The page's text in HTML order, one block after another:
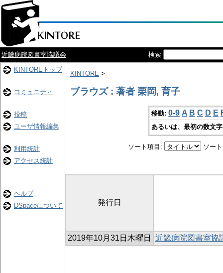
近畿病院図書室協議会
検索
KINTOREトップ
コミュニティ
投稿
ユーザ情報編集
利用統計
アクセス統計
ヘルプ
DSpaceについて
KINTORE >
ブラウズ : 著者 栗岡, 育子
移動: 0-9 A B C D E
あるいは、最初の数文
ソート項目: ソー
発行日
2019年10月31日木曜日 近畿病院図書室協